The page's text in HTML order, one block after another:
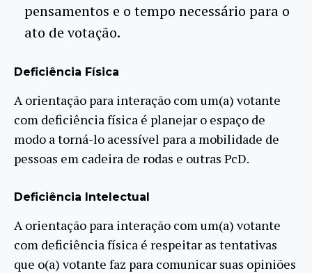
pensamentos e o tempo necessário para o
ato de votação.
Deficiência Física
A orientação para interação com um(a) votante
com deficiência física é planejar o espaço de
modo a torná-lo acessível para a mobilidade de
pessoas em cadeira de rodas e outras PcD.
Deficiência Intelectual
A orientação para interação com um(a) votante
com deficiência física é respeitar as tentativas
que o(a) votante faz para comunicar suas opiniões